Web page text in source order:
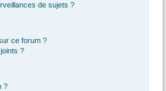
de sujets ?
ce forum ?
?
?